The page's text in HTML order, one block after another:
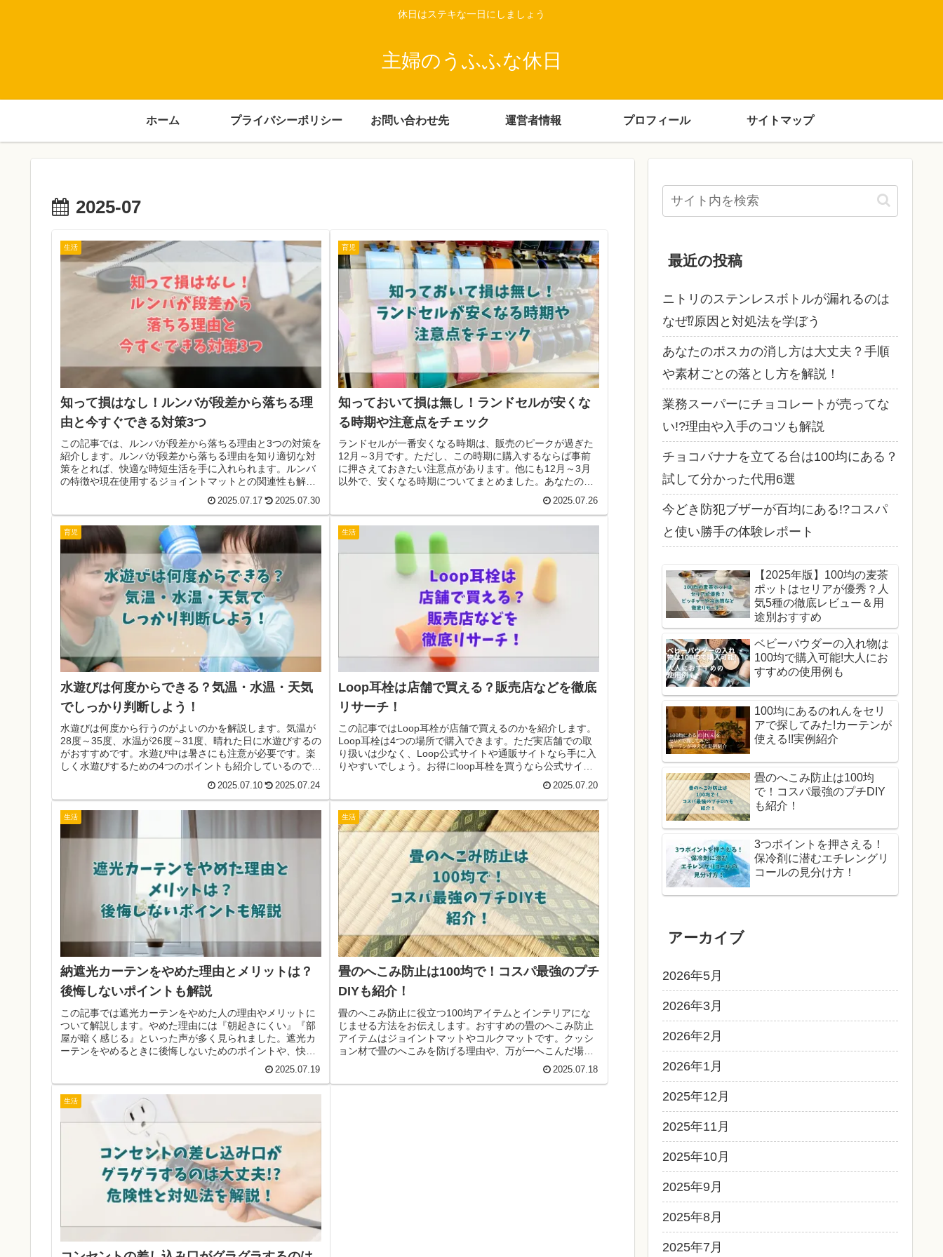
休日はステキな一日にしましょう
主婦のうふふな休日
ホーム プライバシーポリシー お問い合わせ先 運営者情報 プロフィール サイトマップ
2025-07
生活
知って損はなし！ルンバが段差から落ちる理
由と今すぐできる対策3つ
この記事では、ルンバが段差から落ちる理由と3つの対策を
紹介します。ルンバが段差から落ちる理由を知り適切な対
策をとれば、快適な時短生活を手に入れられます。ルンバ
の特徴や現在使用するジョイントマットとの関連性も解説
2025.07.17 2025.07.30
育児
知っておいて損は無し！ランドセルが安くな
る時期や注意点をチェック
ランドセルが一番安くなる時期は、販売のピークが過ぎた
12月～3月です。ただし、この時期に購入するならば事前
に押さえておきたい注意点があります。他にも12月～3月
以外で、安くなる時期についてまとめました。あなたのラ
2025.07.26
育児
水遊びは何度からできる？気温・水温・天気
でしっかり判断しよう！
水遊びは何度から行うのがよいのかを解説します。気温が
28度～35度、水温が26度～31度、晴れた日に水遊びするの
がおすすめです。水遊び中は暑さにも注意が必要です。楽
しく水遊びするための4つのポイントも紹介しているので、
2025.07.10 2025.07.24
生活
Loop耳栓は店舗で買える？販売店などを徹底
リサーチ！
この記事ではLoop耳栓が店舗で買えるのかを紹介します。
Loop耳栓は4つの場所で購入できます。ただ実店舗での取
り扱いは少なく、Loop公式サイトや通販サイトなら手に入
りやすいでしょう。お得にloop耳栓を買うなら公式サイト
2025.07.20
生活
納遮光カーテンをやめた理由とメリットは？
後悔しないポイントも解説
この記事では遮光カーテンをやめた人の理由やメリットに
ついて解説します。やめた理由には『朝起きにくい』『部
屋が暗く感じる』といった声が多く見られました。遮光カ
ーテンをやめるときに後悔しないためのポイントや、快適
2025.07.19
生活
畳のへこみ防止は100均で！コスパ最強のプチ
DIYも紹介！
畳のへこみ防止に役立つ100均アイテムとインテリアにな
じませる方法をお伝えします。おすすめの畳のへこみ防止
アイテムはジョイントマットやコルクマットです。クッシ
ョン材で畳のへこみを防げる理由や、万が一へこんだ場合
2025.07.18
生活
最近の投稿
ニトリのステンレスボトルが漏れるのは
なぜ⁉原因と対処法を学ぼう
あなたのポスカの消し方は大丈夫？手順
や素材ごとの落とし方を解説！
業務スーパーにチョコレートが売ってな
い!?理由や入手のコツも解説
チョコバナナを立てる台は100均にある？
試して分かった代用6選
今どき防犯ブザーが百均にある!?コスパ
と使い勝手の体験レポート
【2025年版】100均の麦茶
ポットはセリアが優秀？人
気5種の徹底レビュー＆用
途別おすすめ
ベビーパウダーの入れ物は
100均で購入可能!大人にお
すすめの使用例も
100均にあるのれんをセリ
アで探してみた!カーテンが
使える!!実例紹介
畳のへこみ防止は100均
で！コスパ最強のプチDIY
も紹介！
3つポイントを押さえる！
保冷剤に潜むエチレングリ
コールの見分け方！
アーカイブ
2026年5月
2026年3月
2026年2月
2026年1月
2025年12月
2025年11月
2025年10月
2025年9月
2025年8月
2025年7月